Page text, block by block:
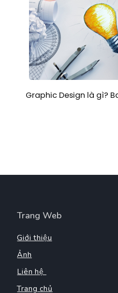
Graphic Design là gì?
Trang Web
Giới thiệu
Ảnh
Liên hệ
Trang chủ